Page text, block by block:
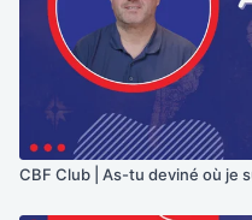
CBF Club | As-tu deviné où je